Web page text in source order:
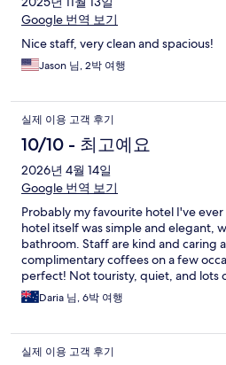
Google 번역 보기
Nice staff, very clean and spacious!
Jason 님, 2박 여행
실제 이용 고객 후기
10/10 - 최고예요
2026년 4월 14일
Google 번역 보기
Probably my favourite hotel I've
hotel itself was simple and elegant,
bathroom. Staff are kind and caring
complimentary coffees on a few
perfect! Not touristy, quiet, and lots
around. Train station was a very
from Janghanpyeong Station is
Daria 님, 6박 여행
실제 이용 고객 후기